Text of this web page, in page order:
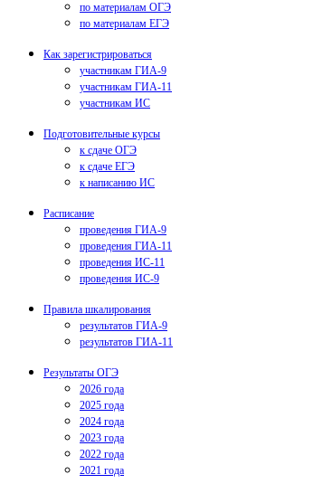
по материалам ОГЭ
по материалам ЕГЭ
Как зарегистрироваться
участникам ГИА-9
участникам ГИА-11
участникам ИС
Подготовительные курсы
к сдаче ОГЭ
к сдаче ЕГЭ
к написанию ИС
Расписание
проведения ГИА-9
проведения ГИА-11
проведения ИС-11
проведения ИС-9
Правила шкалирования
результатов ГИА-9
результатов ГИА-11
Результаты ОГЭ
2026 года
2025 года
2024 года
2023 года
2022 года
2021 года